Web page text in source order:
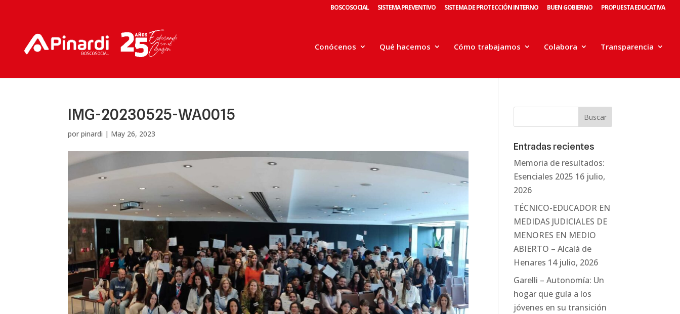
BOSCOSOCIAL SISTEMA PREVENTIVO SISTEMA DE PROTECCIÓN INTERNO BUEN GOBIERNO PROPUESTA EDUCATIVA
Conócenos Qué hacemos Cómo trabajamos Colabora Transparencia
IMG-20230525-WA0015
porpinardi | May 26, 2023
Entradas recientes
Memoria de resultados:
Esenciales 2025 16 julio,
2026
TÉCNICO-EDUCADOR EN
MEDIDAS JUDICIALES DE
MENORES EN MEDIO
ABIERTO – Alcalá de
Henares 14 julio, 2026
Garelli – Autonomía: Un
hogar que guía a los
jóvenes en su transición